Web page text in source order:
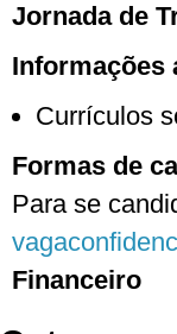
Jornada de
Informações
Currículos
Formas de
Para se
Financeiro